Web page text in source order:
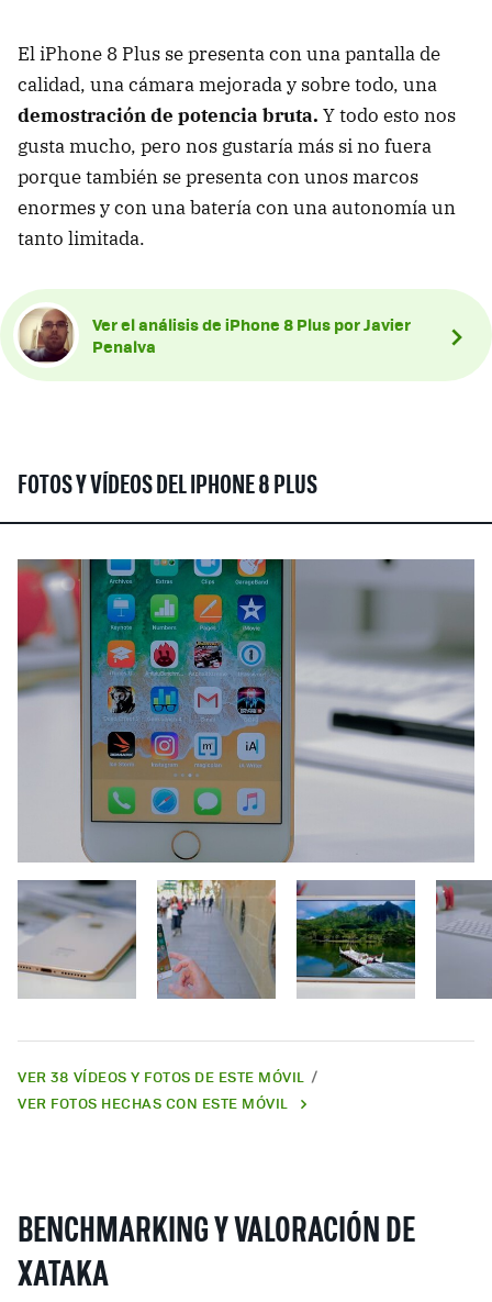
El iPhone 8 Plus se presenta con una pantalla de
calidad, una cámara mejorada y sobre todo, una
demostración de potencia bruta. Y todo esto nos
gusta mucho, pero nos gustaría más si no fuera
porque también se presenta con unos marcos
enormes y con una batería con una autonomía un
tanto limitada.
Ver el análisis de iPhone 8 Plus por Javier
Penalva
FOTOS Y VÍDEOS DEL IPHONE 8 PLUS
VER 38 VÍDEOS Y FOTOS DE ESTE MÓVIL
VER FOTOS HECHAS CON ESTE MÓVIL
BENCHMARKING Y VALORACIÓN DE
XATAKA